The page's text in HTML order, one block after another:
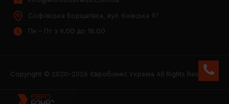
Софіївська Борщагівка, вул. Київська 97
Пн - Пт з 9.00 до 18.00
Copyright © 2020–2026 Євробізнес Україна All Rights Reserved